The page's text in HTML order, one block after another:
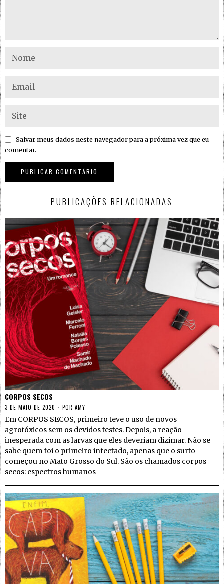
Salvar meus dados neste navegador para a próxima vez que eu
comentar.
PUBLICAÇÕES RELACIONADAS
CORPOS SECOS
3 DE MAIO DE 2020 POR AMY
Em CORPOS SECOS, primeiro teve o uso de novos
agrotóxicos sem os devidos testes. Depois, a reação
inesperada com as larvas que eles deveriam dizimar. Não se
sabe quem foi o primeiro infectado, apenas que o surto
começou no Mato Grosso do Sul. São os chamados corpos
secos: espectros humanos